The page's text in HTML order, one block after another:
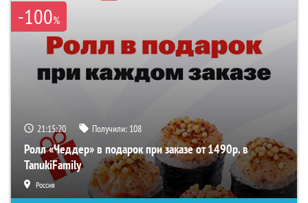
-100%
21:15:19 Получили: 108
Ролл «Чеддер» в подарок при заказе от 1490р. в
TanukiFamily
Россия